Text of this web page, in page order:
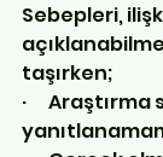
Sebepleri,
taşırken;
·